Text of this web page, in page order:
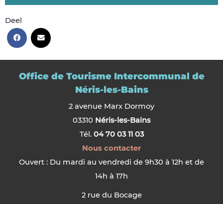
Deel
Office de Tourisme Intercommunal de
Néris-les-Bains
2 avenue Marx Dormoy
03310 Néris-les-Bains
Tél. 04 70 03 11 03
Nous contacter
Ouvert : Du mardi au vendredi de 9h30 à 12h et de
14h à 17h
2 rue du Bocage